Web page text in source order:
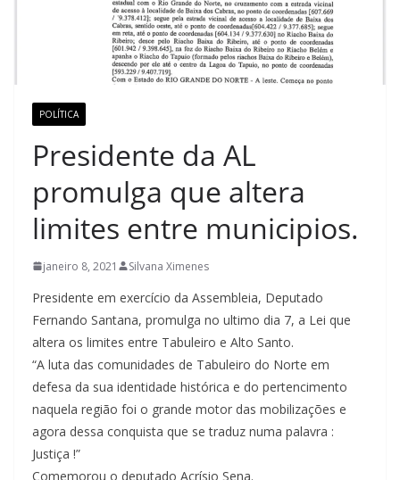
POLÍTICA
Presidente da AL
promulga que altera
limites entre municipios.
janeiro 8, 2021 Silvana Ximenes
Presidente em exercício da Assembleia, Deputado
Fernando Santana, promulga no ultimo dia 7, a Lei que
altera os limites entre Tabuleiro e Alto Santo.
“A luta das comunidades de Tabuleiro do Norte em
defesa da sua identidade histórica e do pertencimento
naquela região foi o grande motor das mobilizações e
agora dessa conquista que se traduz numa palavra :
Justiça !”
Comemorou o deputado Acrísio Sena.